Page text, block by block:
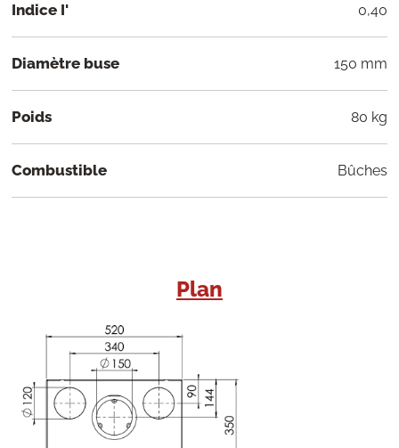
Indice I' 0,40
Diamètre buse 150 mm
Poids 80 kg
Combustible Bûches
Plan